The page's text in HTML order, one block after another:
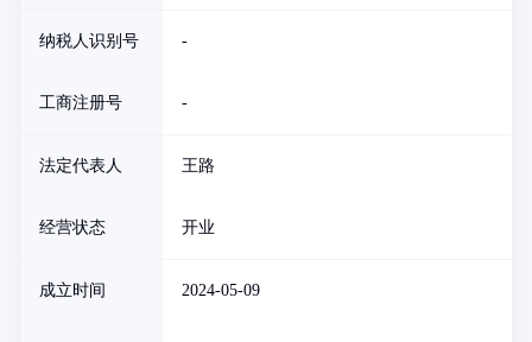
纳税人识别号 -
工商注册号 -
法定代表人 王路
经营状态 开业
成立时间 2024-05-09